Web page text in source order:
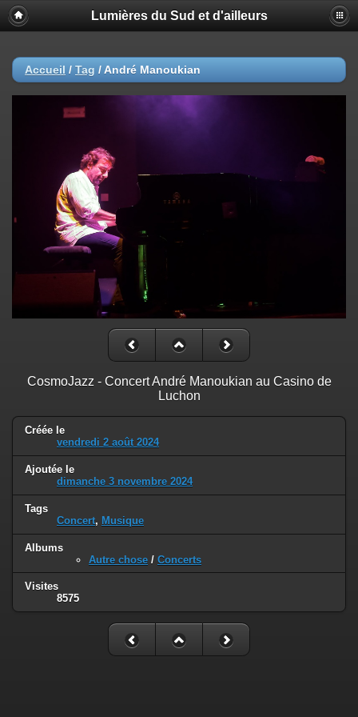
Lumières du Sud et d'ailleurs
Accueil / Tag / André Manoukian
CosmoJazz - Concert André Manoukian au Casino de
Luchon
Créée le
vendredi 2 août 2024
Ajoutée le
dimanche 3 novembre 2024
Tags
Concert, Musique
Albums
Autre chose / Concerts
Visites
8575